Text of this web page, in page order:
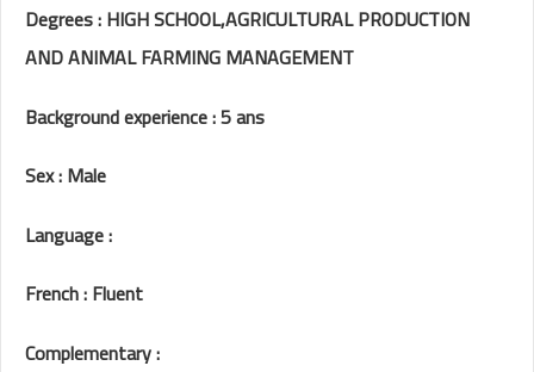
Degrees : HIGH SCHOOL,AGRICULTURAL PRODUCTION
AND ANIMAL FARMING MANAGEMENT
Background experience : 5 ans
Sex : Male
Language :
French : Fluent
Complementary :